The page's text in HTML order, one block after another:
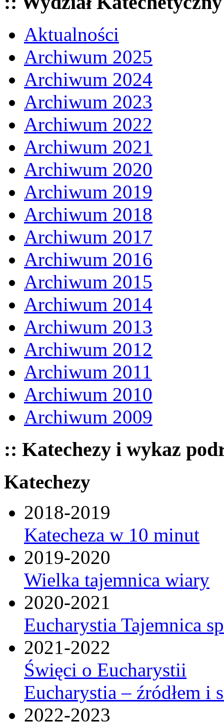
Aktualności
Archiwum 2025
Archiwum 2024
Archiwum 2023
Archiwum 2022
Archiwum 2021
Archiwum 2020
Archiwum 2019
Archiwum 2018
Archiwum 2017
Archiwum 2016
Archiwum 2015
Archiwum 2014
Archiwum 2013
Archiwum 2012
Archiwum 2011
Archiwum 2010
Archiwum 2009
:: Katechezy i wykaz
Katechezy
2018-2019
Katecheza w 10 minut
2019-2020
Wielka tajemnica wiary
2020-2021
Eucharystia Tajemnica
2021-2022
Święci o Eucharystii
Eucharystia – źródłem i
2022-2023